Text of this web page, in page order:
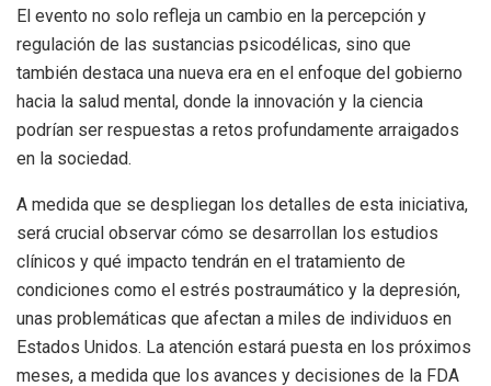
El evento no solo refleja un cambio en la percepción y
regulación de las sustancias psicodélicas, sino que
también destaca una nueva era en el enfoque del gobierno
hacia la salud mental, donde la innovación y la ciencia
podrían ser respuestas a retos profundamente arraigados
en la sociedad.
A medida que se despliegan los detalles de esta iniciativa,
será crucial observar cómo se desarrollan los estudios
clínicos y qué impacto tendrán en el tratamiento de
condiciones como el estrés postraumático y la depresión,
unas problemáticas que afectan a miles de individuos en
Estados Unidos. La atención estará puesta en los próximos
meses, a medida que los avances y decisiones de la FDA